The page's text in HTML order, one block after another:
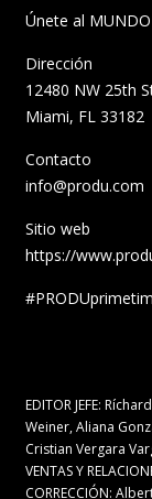
Únete al
Dirección
12480 NW 25th
Miami, FL 33182
Contacto
info@produ.com
Sitio web
https://
EDITOR JEFE:
Weiner, Aliana
Cristian Vergara
VENTAS Y
CORRECCIÓN: